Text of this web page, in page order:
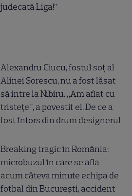
judecată Liga!”
Alexandru Ciucu, fostul soț al
Alinei Sorescu, nu a fost lăsat
să intre la Nibiru. „Am aflat cu
tristețe”, a povestit el. De ce a
fost întors din drum designerul
Breaking tragic în România:
microbuzul în care se afla
acum câteva minute echipa de
fotbal din București, accident